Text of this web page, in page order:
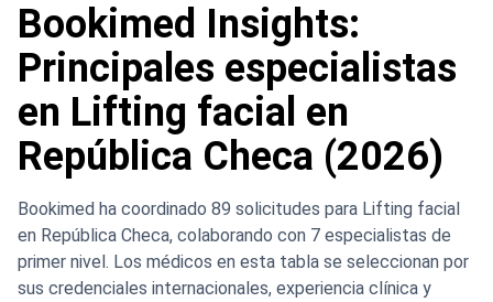
Bookimed Insights:
Principales especialistas
en Lifting facial en
República Checa (2026)
Bookimed ha coordinado 89 solicitudes para Lifting facial
en República Checa, colaborando con 7 especialistas de
primer nivel. Los médicos en esta tabla se seleccionan por
sus credenciales internacionales, experiencia clínica y